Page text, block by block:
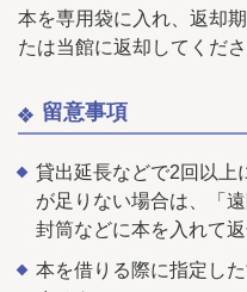
本を専用袋に入れ、返却
たは当館に返却してくださ
留意事項
貸出延長などで2回以上
が足りない場合は、「
封筒などに本を入れて返
本を借りる際に指定し